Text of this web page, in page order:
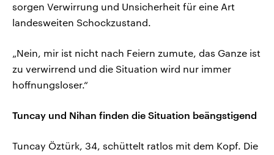
sorgen Verwirrung und Unsicherheit für eine Art
landesweiten Schockzustand.
„Nein, mir ist nicht nach Feiern zumute, das Ganze ist
zu verwirrend und die Situation wird nur immer
hoffnungsloser.“
Tuncay und Nihan finden die Situation beängstigend
Tuncay Öztürk, 34, schüttelt ratlos mit dem Kopf. Die